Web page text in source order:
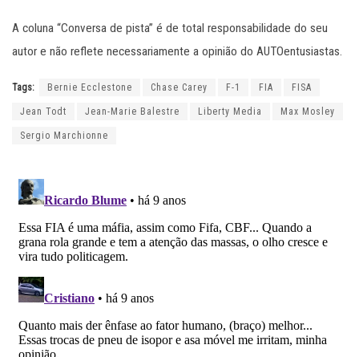
A coluna “Conversa de pista” é de total responsabilidade do seu
autor e não reflete necessariamente a opinião do AUTOentusiastas.
Tags: Bernie Ecclestone Chase Carey F-1 FIA FISA
Jean Todt Jean-Marie Balestre Liberty Media Max Mosley
Sergio Marchionne